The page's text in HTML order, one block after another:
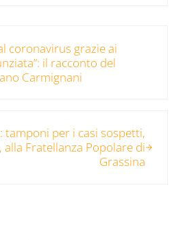
coronavirus grazie ai
il racconto del
Carmignani
tamponi per i casi sospetti,
Fratellanza Popolare di
Grassina